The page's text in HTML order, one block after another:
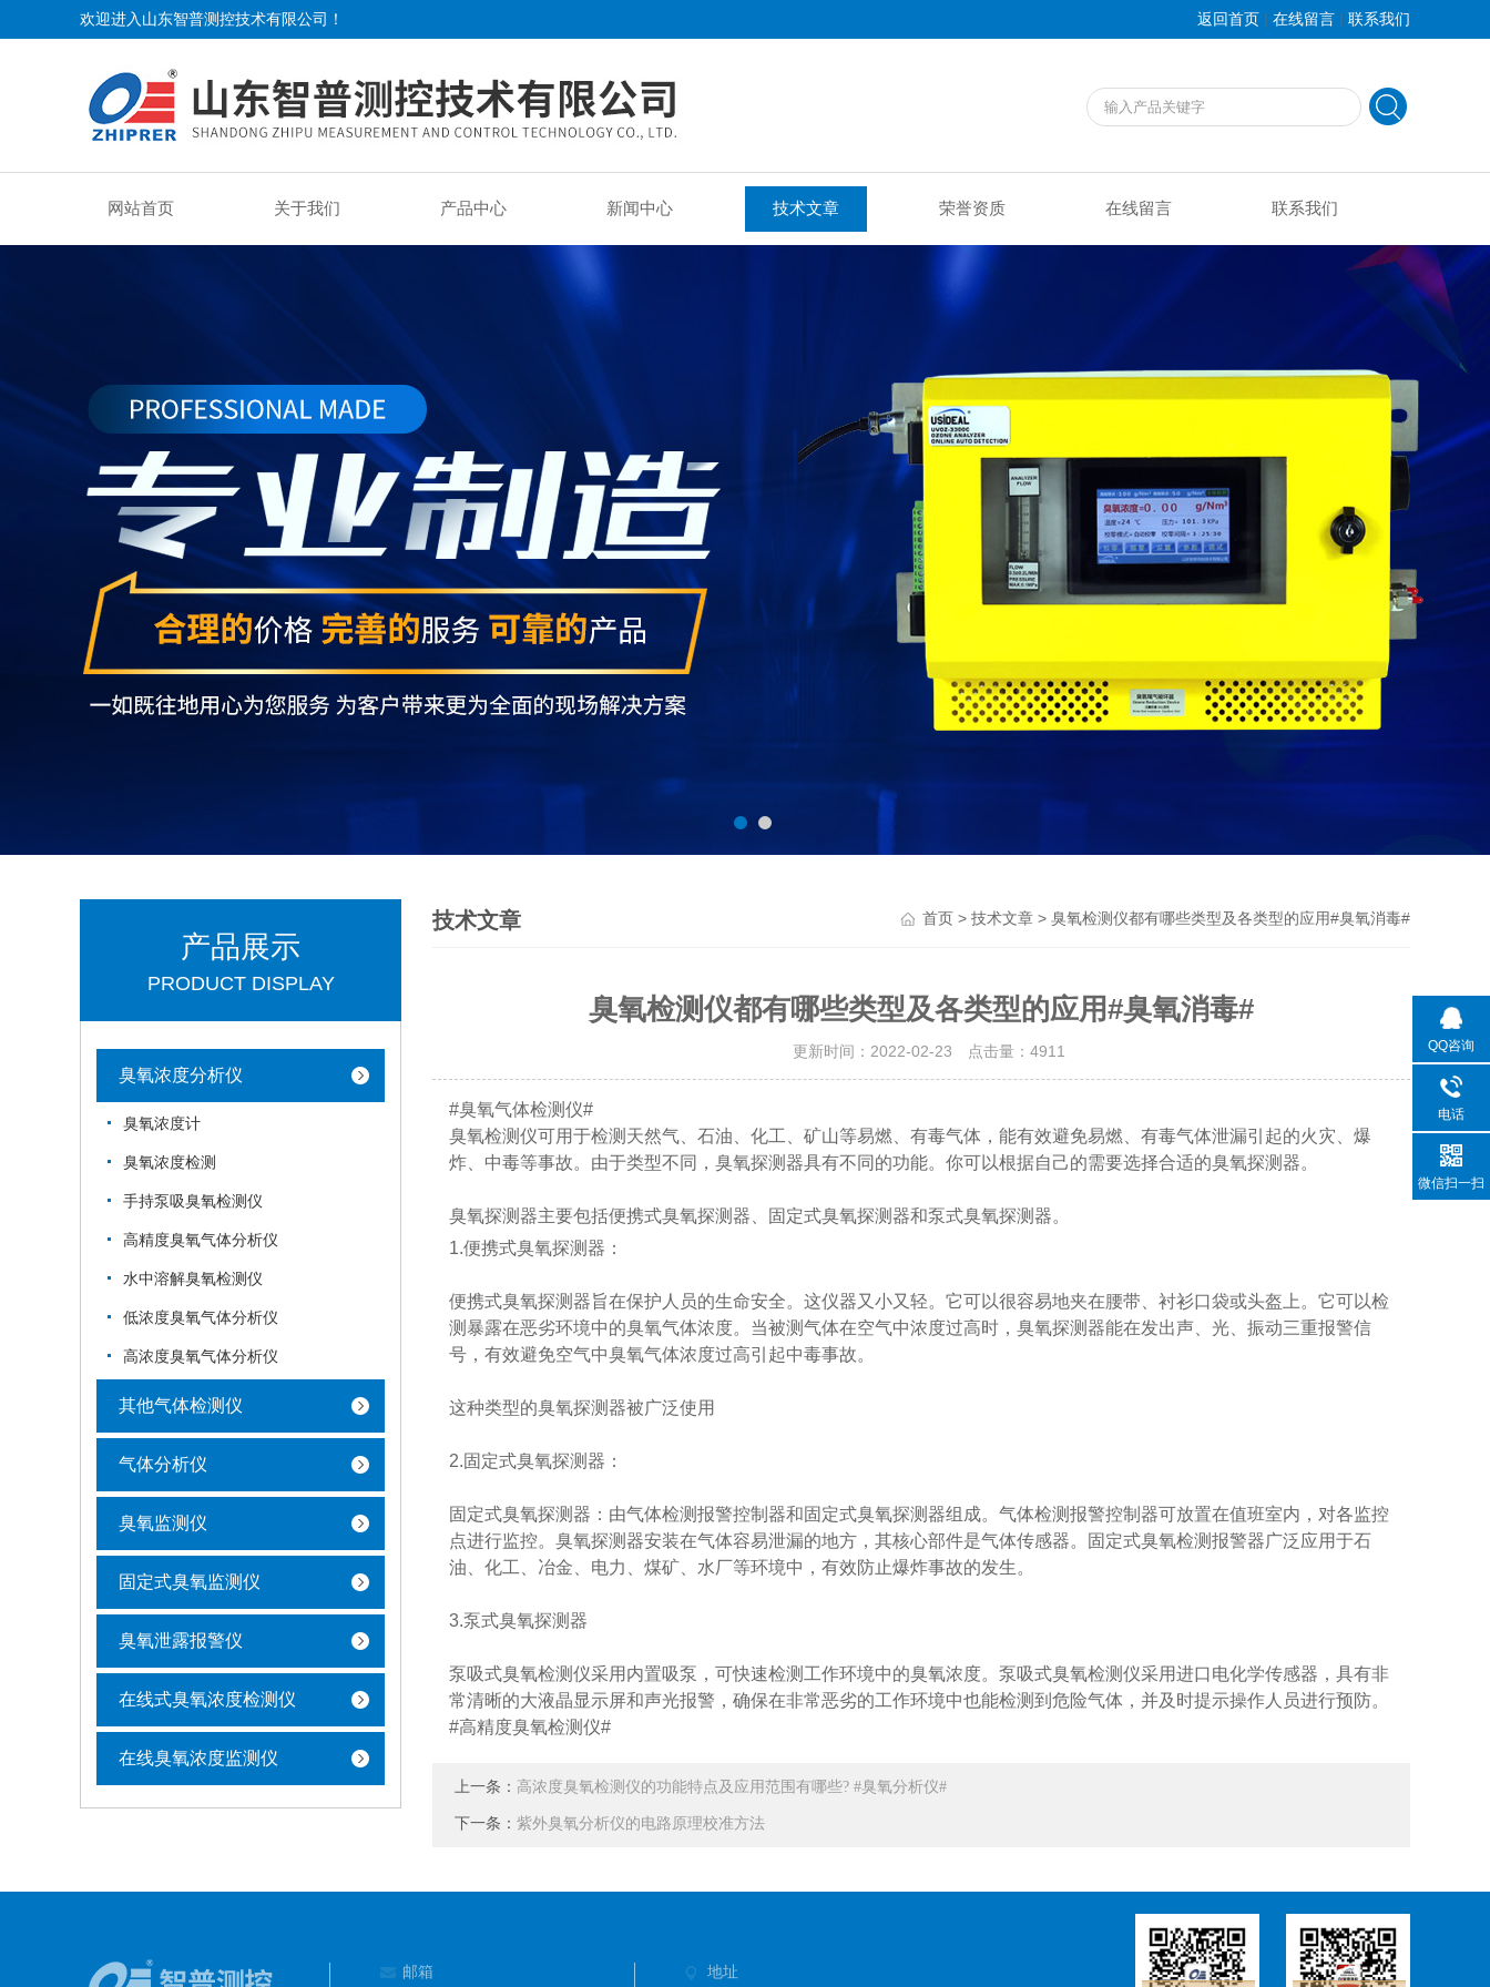
欢迎进入山东智普测控技术有限公司！ 返回首页 | 在线留言 | 联系我们
网站首页 关于我们 产品中心 新闻中心 技术文章 荣誉资质 在线留言 联系我们
产品展示
PRODUCT DISPLAY
臭氧浓度分析仪
臭氧浓度计
臭氧浓度检测
手持泵吸臭氧检测仪
高精度臭氧气体分析仪
水中溶解臭氧检测仪
低浓度臭氧气体分析仪
高浓度臭氧气体分析仪
其他气体检测仪
气体分析仪
臭氧监测仪
固定式臭氧监测仪
臭氧泄露报警仪
在线式臭氧浓度检测仪
在线臭氧浓度监测仪
技术文章 首页 > 技术文章 > 臭氧检测仪都有哪些类型及各类型的应用#臭氧消毒#
臭氧检测仪都有哪些类型及各类型的应用#臭氧消毒#
更新时间：2022-02-23 点击量： 4911
#臭氧气体检测仪#
臭氧检测仪可用于检测天然气、石油、化工、矿山等易燃、有毒气体，能有效避免易燃、有毒气体泄漏引起的火灾、爆
炸、中毒等事故。由于类型不同，臭氧探测器具有不同的功能。你可以根据自己的需要选择合适的臭氧探测器。
臭氧探测器主要包括便携式臭氧探测器、固定式臭氧探测器和泵式臭氧探测器。
1.便携式臭氧探测器：
便携式臭氧探测器旨在保护人员的生命安全。这仪器又小又轻。它可以很容易地夹在腰带、衬衫口袋或头盔上。它可以检
测暴露在恶劣环境中的臭氧气体浓度。当被测气体在空气中浓度过高时，臭氧探测器能在发出声、光、振动三重报警信
号，有效避免空气中臭氧气体浓度过高引起中毒事故。
这种类型的臭氧探测器被广泛使用
2.固定式臭氧探测器：
固定式臭氧探测器：由气体检测报警控制器和固定式臭氧探测器组成。气体检测报警控制器可放置在值班室内，对各监控
点进行监控。臭氧探测器安装在气体容易泄漏的地方，其核心部件是气体传感器。固定式臭氧检测报警器广泛应用于石
油、化工、冶金、电力、煤矿、水厂等环境中，有效防止爆炸事故的发生。
3.泵式臭氧探测器
泵吸式臭氧检测仪采用内置吸泵，可快速检测工作环境中的臭氧浓度。泵吸式臭氧检测仪采用进口电化学传感器，具有非
常清晰的大液晶显示屏和声光报警，确保在非常恶劣的工作环境中也能检测到危险气体，并及时提示操作人员进行预防。
#高精度臭氧检测仪#
上一条： 高浓度臭氧检测仪的功能特点及应用范围有哪些? #臭氧分析仪#
下一条： 紫外臭氧分析仪的电路原理校准方法
邮箱 地址
QQ咨询
电话
微信扫一扫